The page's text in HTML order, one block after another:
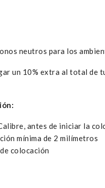
neutros para los
un 10% extra al total de
antes de iniciar la
mínima de 2 milímetros
colocación